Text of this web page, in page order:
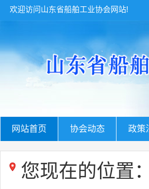
欢迎访问山东省船舶工业协会网站!
网站首页 协会动态 政策
您现在的位置：